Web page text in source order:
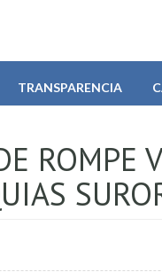
TRANSPARENCIA
ROMPE